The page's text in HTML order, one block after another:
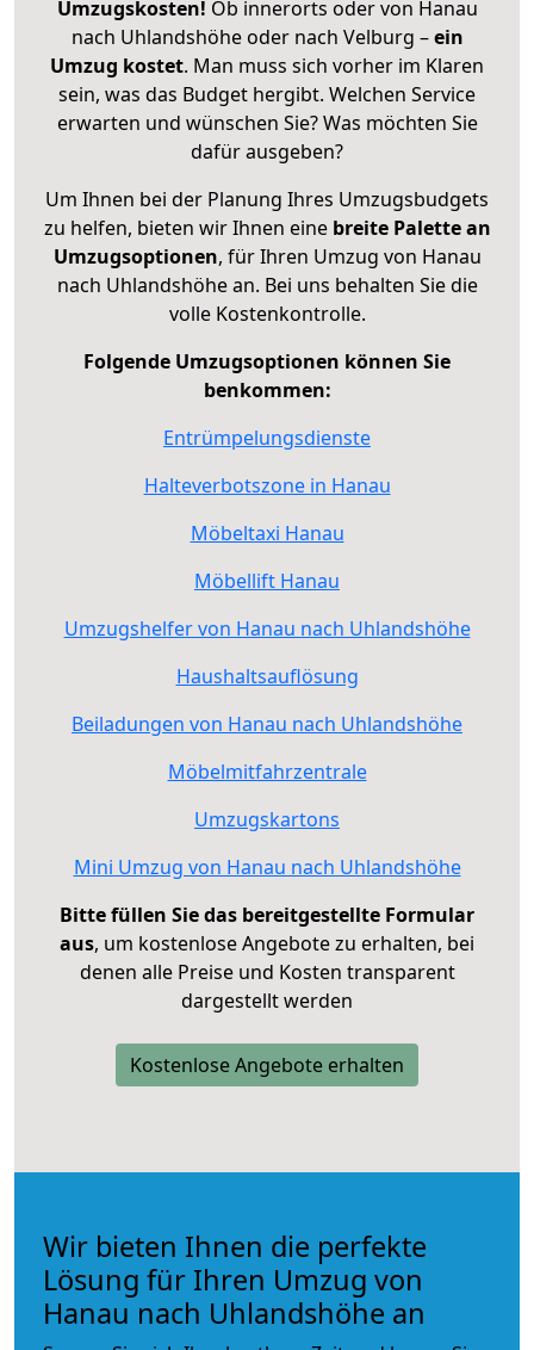
Umzugskosten! Ob innerorts oder von Hanau
nach Uhlandshöhe oder nach Velburg –ein
Umzug kostet. Man muss sich vorher im Klaren
sein, was das Budget hergibt. Welchen Service
erwarten und wünschen Sie? Was möchten Sie
dafür ausgeben?
Um Ihnen bei der Planung Ihres Umzugsbudgets
zu helfen, bieten wir Ihnen eine breite Palette an
Umzugsoptionen, für Ihren Umzug von Hanau
nach Uhlandshöhe an. Bei uns behalten Sie die
volle Kostenkontrolle.
Folgende Umzugsoptionen können Sie
benkommen:
Entrümpelungsdienste
Halteverbotszone in Hanau
Möbeltaxi Hanau
Möbellift Hanau
Umzugshelfer von Hanau nach Uhlandshöhe
Haushaltsauflösung
Beiladungen von Hanau nach Uhlandshöhe
Möbelmitfahrzentrale
Umzugskartons
Mini Umzug von Hanau nach Uhlandshöhe
Bitte füllen Sie das bereitgestellte Formular
aus, um kostenlose Angebote zu erhalten, bei
denen alle Preise und Kosten transparent
dargestellt werden
Kostenlose Angebote erhalten
Wir bieten Ihnen die perfekte
Lösung für Ihren Umzug von
Hanau nach Uhlandshöhe an